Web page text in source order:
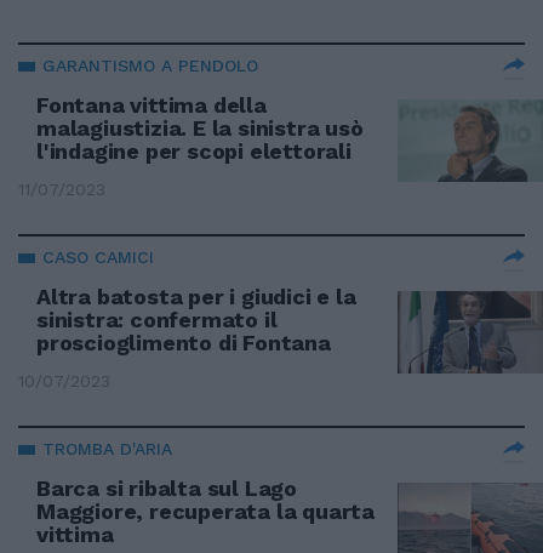
GARANTISMO A PENDOLO
Fontana vittima della
malagiustizia. E la sinistra usò
l'indagine per scopi elettorali
11/07/2023
CASO CAMICI
Altra batosta per i giudici e la
sinistra: confermato il
proscioglimento di Fontana
10/07/2023
TROMBA D'ARIA
Barca si ribalta sul Lago
Maggiore, recuperata la quarta
vittima